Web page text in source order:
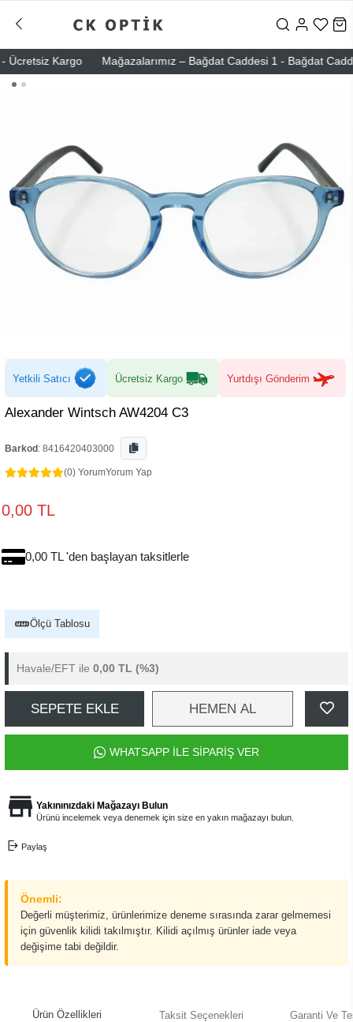
Kargo Mağazalarımız – Bağdat Caddesi 1 - Bağdat
Yetkili Satıcı Ücretsiz Kargo Yurtdışı Gönderim
Alexander Wintsch AW4204 C3
Barkod : 8416420403000
(0) YorumYorum Yap
0,00 TL
0,00 TL 'den başlayan taksitlerle
Ölçü Tablosu
Havale/EFT ile 0,00 TL (%3)
SEPETE EKLE HEMEN AL
WHATSAPP İLE SİPARİŞ VER
Yakınınızdaki Mağazayı Bulun
Ürünü incelemek veya denemek için size en yakın mağazayı bulun.
Paylaş
Önemli:
Değerli müşterimiz, ürünlerimize deneme sırasında zarar gelmemesi
için güvenlik kilidi takılmıştır. Kilidi açılmış ürünler iade veya
değişime tabi değildir.
Ürün Özellikleri Taksit Seçenekleri Garanti Ve